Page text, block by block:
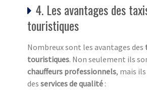
4. Les avantages des
touristiques
Nombreux sont les avantages des
touristiques. Non seulement ils
chauffeurs professionnels, mais
des services de qualité :